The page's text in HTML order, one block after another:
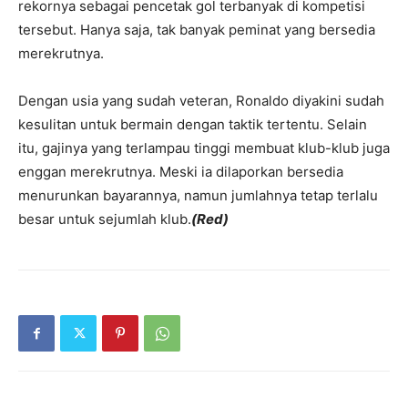
rekornya sebagai pencetak gol terbanyak di kompetisi
tersebut. Hanya saja, tak banyak peminat yang bersedia
merekrutnya.
Dengan usia yang sudah veteran, Ronaldo diyakini sudah
kesulitan untuk bermain dengan taktik tertentu. Selain
itu, gajinya yang terlampau tinggi membuat klub-klub juga
enggan merekrutnya. Meski ia dilaporkan bersedia
menurunkan bayarannya, namun jumlahnya tetap terlalu
besar untuk sejumlah klub.(Red)